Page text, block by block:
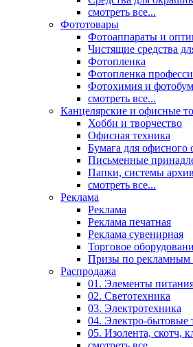
смотреть все...
Фототовары
Фотоаппараты и
Чистящие средства
Фотопленка
Фотопленка
Фотохимия и
смотреть все...
Канцелярские и офисные
Хобби и творчество
Офисная техника
Бумага для офисного
Письменные
Папки, системы
смотреть все...
Реклама
Реклама
Реклама печатная
Реклама сувенирная
Торговое
Призы по рекламным
Распродажа
01. Элементы
02. Светотехника
03. Электротехника
04. Электро-бытовые
05. Изолента, скотч,